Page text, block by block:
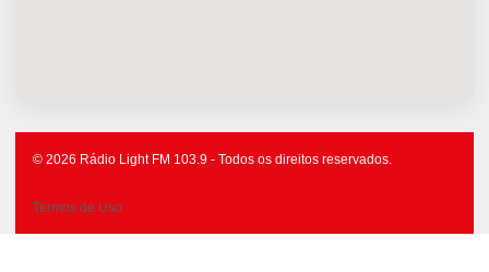
© 2026 Rádio Light FM 103.9 - Todos os direitos reservados.
Termos de Uso